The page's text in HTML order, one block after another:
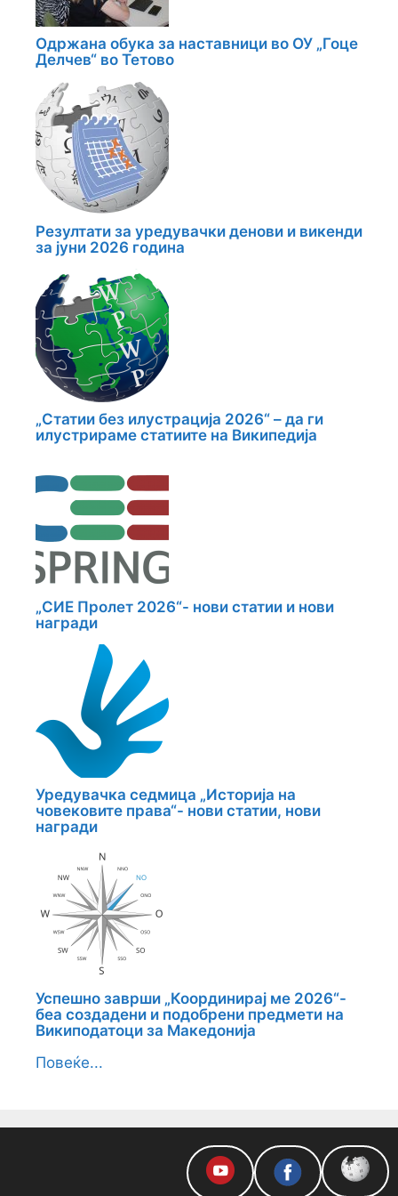
Одржана обука за наставници во ОУ „Гоце
Делчев“ во Тетово
Резултати за уредувачки денови и викенди
за јуни 2026 година
„Статии без илустрација 2026“ – да ги
илустрираме статиите на Википедија
„СИЕ Пролет 2026“- нови статии и нови
награди
Уредувачка седмица „Историја на
човековите права“- нови статии, нови
награди
Успешно заврши „Координирај ме 2026“-
беа создадени и подобрени предмети на
Википодатоци за Македонија
Повеќе...